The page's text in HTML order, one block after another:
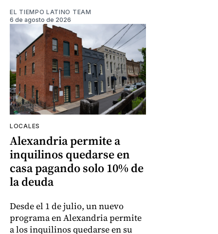
EL TIEMPO LATINO TEAM
6 de agosto de 2026
LOCALES
Alexandria permite a
inquilinos quedarse en
casa pagando solo 10% de
la deuda
Desde el 1 de julio, un nuevo
programa en Alexandria permite
a los inquilinos quedarse en su